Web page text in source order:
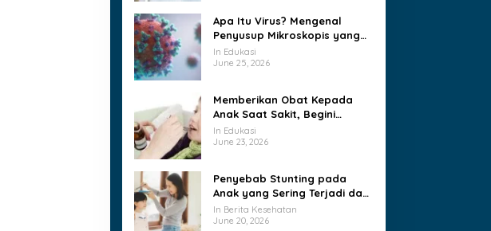
Apa Itu Virus? Mengenal
Penyusup Mikroskopis yang
Menguasai Sel Hidup
In Edukasi
June 25, 2026
Memberikan Obat Kepada
Anak Saat Sakit, Begini
Caranya
In Edukasi
June 23, 2026
Penyebab Stunting pada
Anak yang Sering Terjadi dan
Jarang Disadari Keluarga
In Berita Kesehatan
June 20, 2026